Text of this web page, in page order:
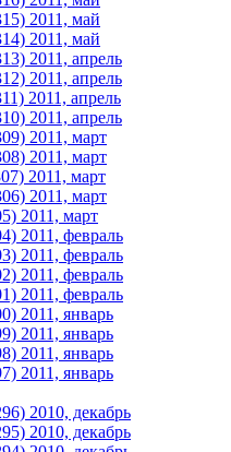
2011, май
2011, май
2011, апрель
2011, апрель
2011, апрель
2011, апрель
2011, март
2011, март
2011, март
2011, март
2011, март
2011, февраль
2011, февраль
2011, февраль
2011, февраль
2011, январь
2011, январь
2011, январь
2011, январь
2010, декабрь
2010, декабрь